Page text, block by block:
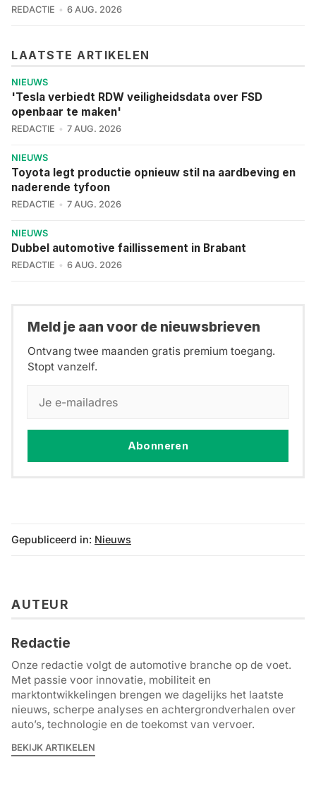
REDACTIE 6 AUG. 2026
LAATSTE ARTIKELEN
NIEUWS
'Tesla verbiedt RDW veiligheidsdata over FSD
openbaar te maken'
REDACTIE 7 AUG. 2026
NIEUWS
Toyota legt productie opnieuw stil na aardbeving en
naderende tyfoon
REDACTIE 7 AUG. 2026
NIEUWS
Dubbel automotive faillissement in Brabant
REDACTIE 6 AUG. 2026
Meld je aan voor de nieuwsbrieven
Ontvang twee maanden gratis premium toegang.
Stopt vanzelf.
Abonneren
Gepubliceerd in: Nieuws
AUTEUR
Redactie
Onze redactie volgt de automotive branche op de voet.
Met passie voor innovatie, mobiliteit en
marktontwikkelingen brengen we dagelijks het laatste
nieuws, scherpe analyses en achtergrondverhalen over
auto’s, technologie en de toekomst van vervoer.
BEKIJK ARTIKELEN